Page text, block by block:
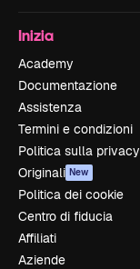
Inizia
Academy
Documentazione
Assistenza
Termini e condizioni
Politica sulla privacy
Originali New
Politica dei cookie
Centro di fiducia
Affiliati
Aziende